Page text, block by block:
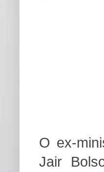
O ex-
Jair